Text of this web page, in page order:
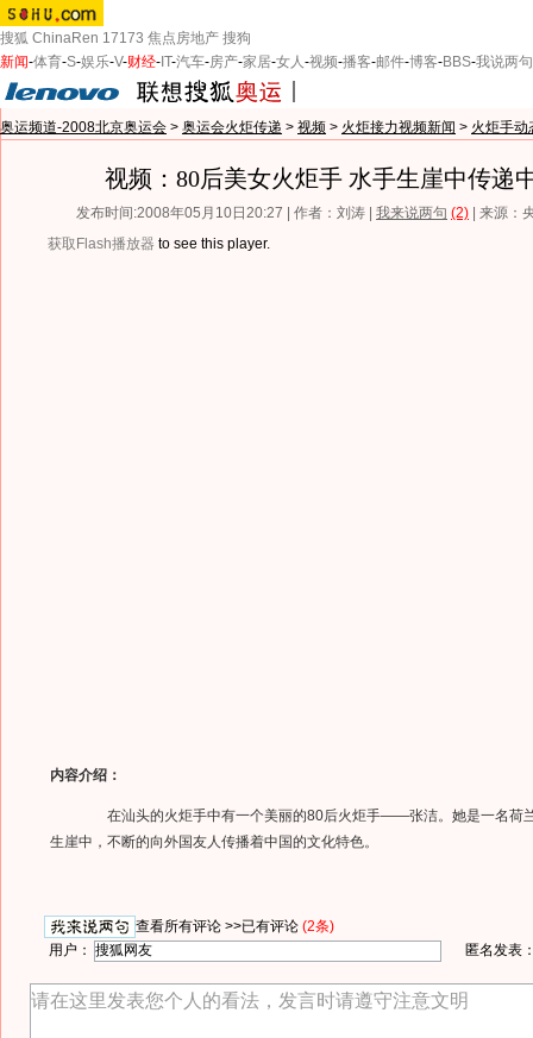
搜狐 ChinaRen 17173 焦点房地产 搜狗
新闻-体育-S-娱乐-V-财经- IT-汽车-房产-家居-女人-视频-播客-邮件-博客-BBS-我说两句
奥运频道-2008北京奥运会 > 奥运会火炬传递 > 视频 > 火炬接力视频新闻 > 火炬手动
视频：80后美女火炬手 水手生崖中传递
发布时间:2008年05月10日20:27 | 作者：刘涛 | 我来说两句 (2) | 来源：
获取Flash播放器 to see this player.
内容介绍：
在汕头的火炬手中有一个美丽的80后火炬手——张洁。她是一名荷
生崖中，不断的向外国友人传播着中国的文化特色。
查看所有评论 >>已有评论 (2条)
用户：
匿名发表